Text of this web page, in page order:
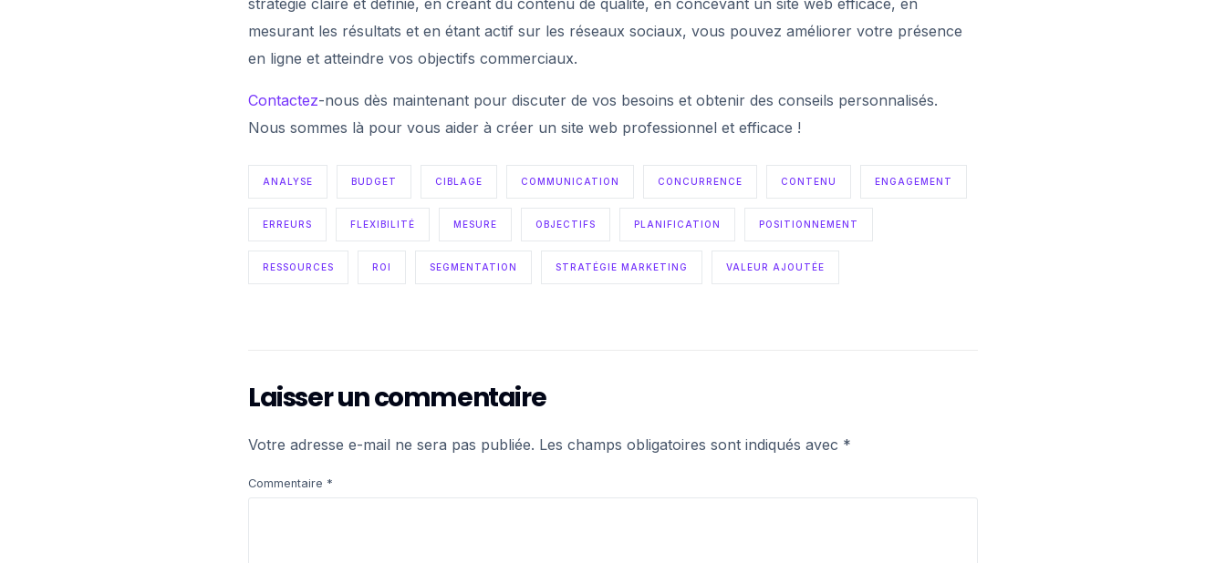
stratégie claire et définie, en créant du contenu de qualité, en concevant un site web efficace, en
mesurant les résultats et en étant actif sur les réseaux sociaux, vous pouvez améliorer votre présence
en ligne et atteindre vos objectifs commerciaux.
Contactez-nous dès maintenant pour discuter de vos besoins et obtenir des conseils personnalisés.
Nous sommes là pour vous aider à créer un site web professionnel et efficace !
ANALYSE BUDGET CIBLAGE COMMUNICATION CONCURRENCE CONTENU ENGAGEMENT
ERREURS FLEXIBILITÉ MESURE OBJECTIFS PLANIFICATION POSITIONNEMENT
RESSOURCES ROI SEGMENTATION STRATÉGIE MARKETING VALEUR AJOUTÉE
Laisser un commentaire
Votre adresse e-mail ne sera pas publiée. Les champs obligatoires sont indiqués avec *
Commentaire *